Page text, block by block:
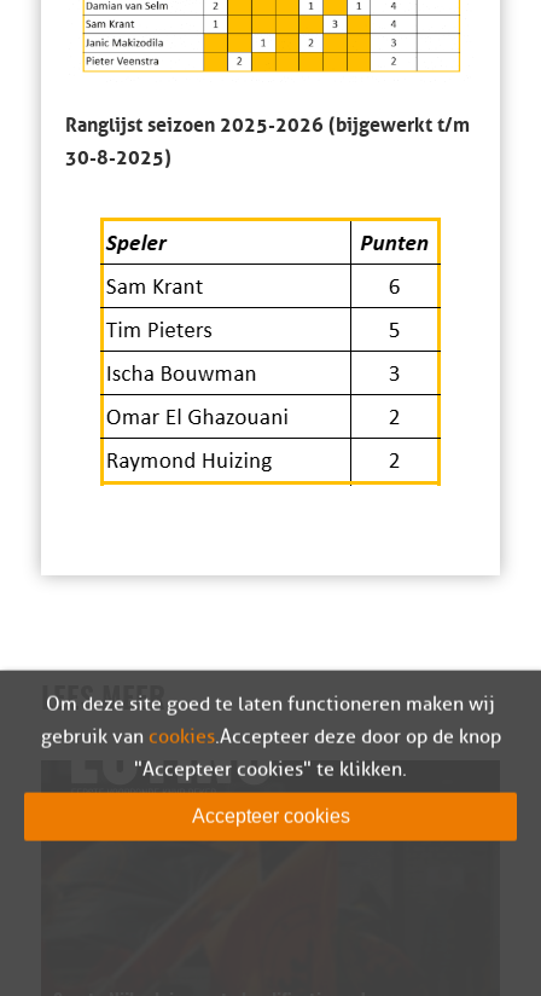
Ranglijst seizoen 2025-2026 (bijgewerkt t/m
30-8-2025)
LEES MEER
Om deze site goed te laten functioneren maken wij
gebruik van cookies. Accepteer deze door op de knop
"Accepteer cookies" te klikken.
Accepteer cookies